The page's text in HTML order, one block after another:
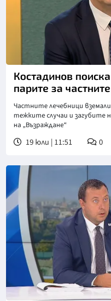
Снимка: Нова телевизия
Костадинов
парите за
Частните лечебници
тежките случаи и загубите
на „Възраждане“
19 юли | 11:51 0
Снимка: БНТ